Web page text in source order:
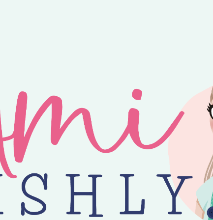
ontvang je 25% korting op alle losse Amilishly patronen bij een